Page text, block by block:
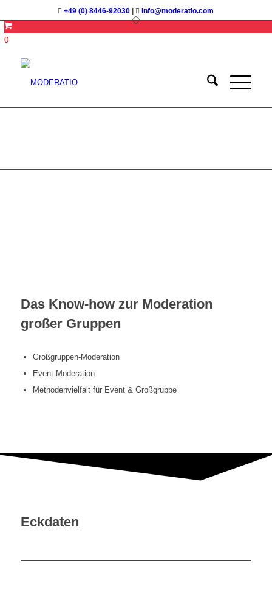
+49 (0) 8446-92030 info@moderatio.com
0
Das Know-how zur Moderation
großer Gruppen
Großgruppen-Moderation
Event-Moderation
Methodenvielfalt für Event & Großgruppe
Eckdaten